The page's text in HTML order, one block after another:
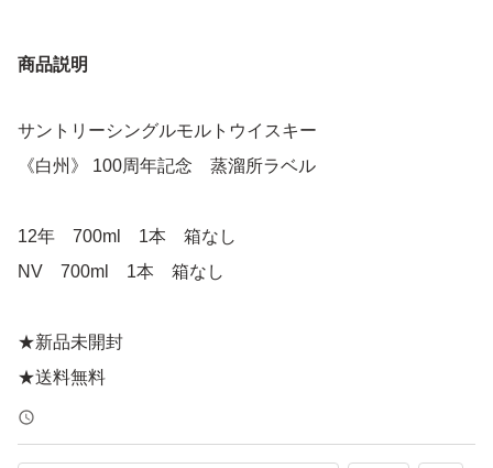
商品説明
サントリーシングルモルトウイスキー
《白州》 100周年記念 蒸溜所ラベル
12年 700ml 1本 箱なし
NV 700ml 1本 箱なし
★新品未開封
★送料無料
すり替え防止のため、発送後のキャンセル・返品等はお受